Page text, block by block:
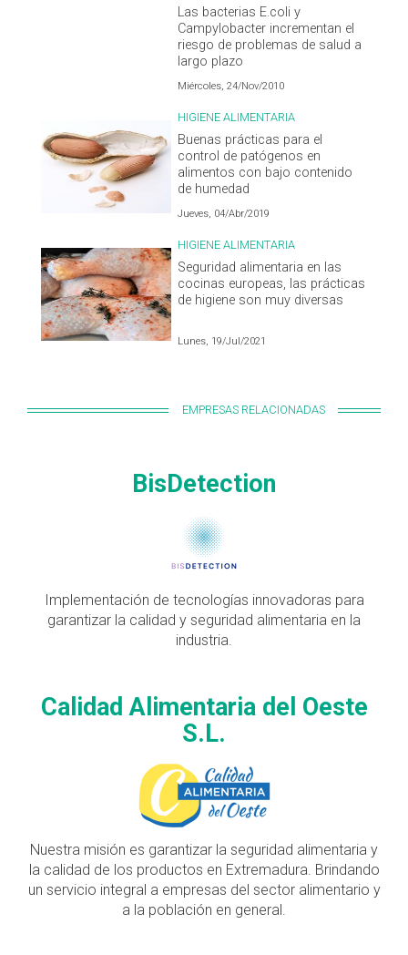
Las bacterias E.coli y
Campylobacter incrementan el
riesgo de problemas de salud a
largo plazo
Miércoles, 24/Nov/2010
HIGIENE ALIMENTARIA
Buenas prácticas para el
control de patógenos en
alimentos con bajo contenido
de humedad
Jueves, 04/Abr/2019
HIGIENE ALIMENTARIA
Seguridad alimentaria en las
cocinas europeas, las prácticas
de higiene son muy diversas
Lunes, 19/Jul/2021
EMPRESAS RELACIONADAS
BisDetection
Implementación de tecnologías innovadoras para
garantizar la calidad y seguridad alimentaria en la
industria.
Calidad Alimentaria del Oeste
S.L.
Nuestra misión es garantizar la seguridad alimentaria y
la calidad de los productos en Extremadura. Brindando
un servicio integral a empresas del sector alimentario y
a la población en general.